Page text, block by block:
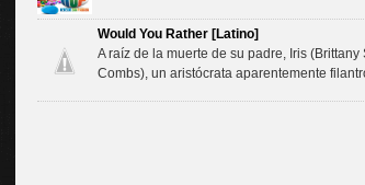
Would You Rather [Latino]
A raíz de la muerte de su padre, Iris
Combs), un aristócrata aparentemente